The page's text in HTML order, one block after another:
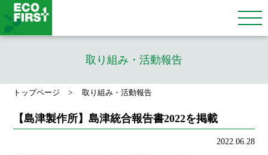
取り組み・活動報告
トップページ 取り組み・活動報告
【島津製作所】島津統合報告書2022を掲載
2022.06.28